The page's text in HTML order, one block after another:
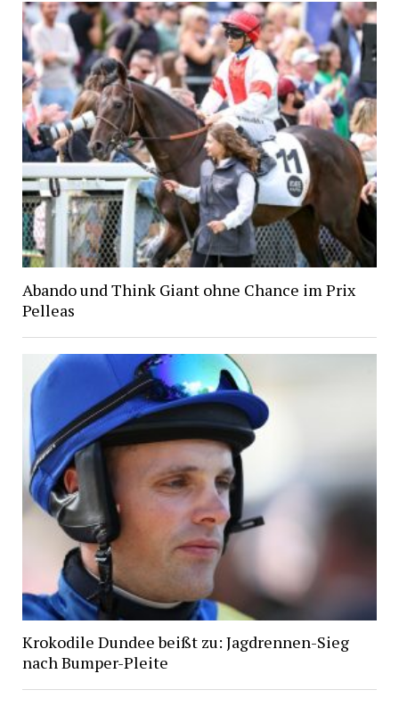
Abando und Think Giant ohne Chance im Prix
Pelleas
Krokodile Dundee beißt zu: Jagdrennen-Sieg
nach Bumper-Pleite